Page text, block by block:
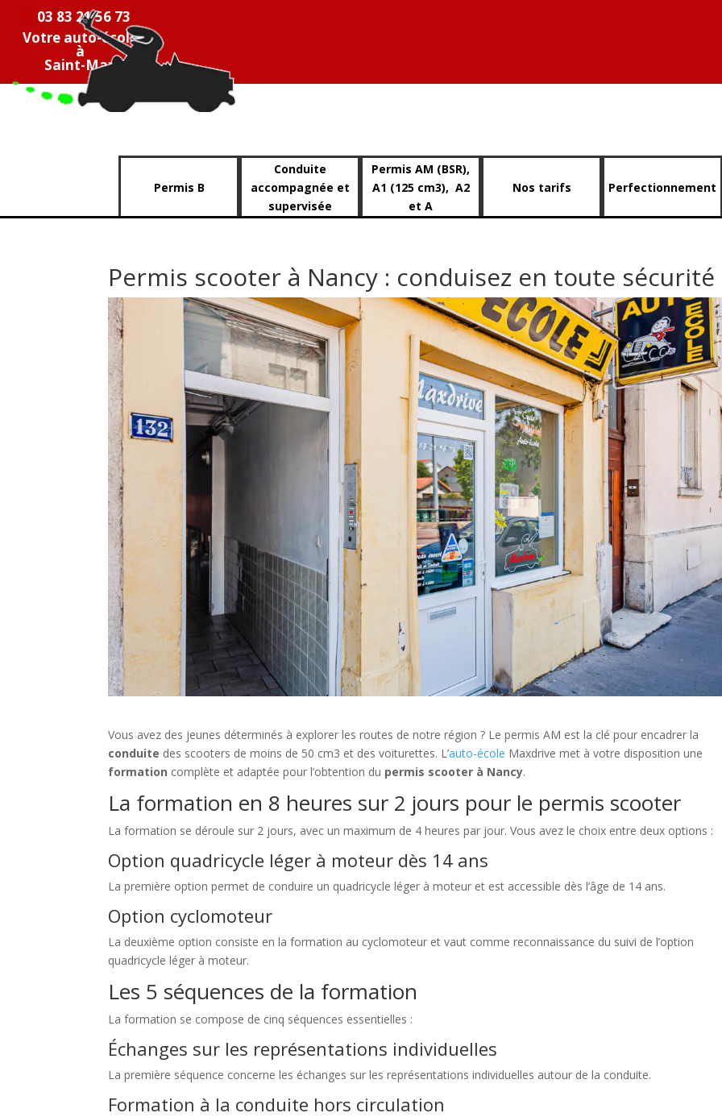
03 83 21 56 73
Votre auto-école
à
Saint-Max
Permis B
Conduite
accompagnée et
supervisée
Permis AM (BSR),
A1 (125 cm3), A2
et A
Nos tarifs Perfectionnement
Permis scooter à Nancy : conduisez en toute sécurité
Vous avez des jeunes déterminés à explorer les routes de notre région ? Le permis AM est la clé pour encadrer la
conduite des scooters de moins de 50 cm3 et des voiturettes. L’auto-école Maxdrive met à votre disposition une
formation complète et adaptée pour l’obtention du permis scooter à Nancy.
La formation en 8 heures sur 2 jours pour le permis scooter
La formation se déroule sur 2 jours, avec un maximum de 4 heures par jour. Vous avez le choix entre deux options :
Option quadricycle léger à moteur dès 14 ans
La première option permet de conduire un quadricycle léger à moteur et est accessible dès l’âge de 14 ans.
Option cyclomoteur
La deuxième option consiste en la formation au cyclomoteur et vaut comme reconnaissance du suivi de l’option
quadricycle léger à moteur.
Les 5 séquences de la formation
La formation se compose de cinq séquences essentielles :
Échanges sur les représentations individuelles
La première séquence concerne les échanges sur les représentations individuelles autour de la conduite.
Formation à la conduite hors circulation